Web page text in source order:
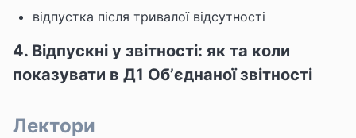
відпустка після тривалої відсутності
4. Відпускні у звітності: як та коли
показувати в Д1 Об’єднаної звітності
Лектори